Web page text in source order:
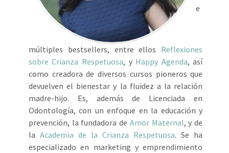
e
múltiples bestsellers, entre ellos Reflexiones
sobre Crianza Respetuosa, y Happy Agenda, así
como creadora de diversos cursos pioneros que
devuelven el bienestar y la fluidez a la relación
madre-hijo. Es, además de Licenciada en
Odontología, con un enfoque en la educación y
prevención, la fundadora de Amor Maternal, y de
la Academia de la Crianza Respetuosa. Se ha
especializado en marketing y emprendimiento